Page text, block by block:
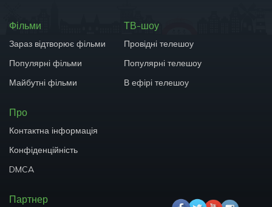
Фільми
Зараз відтворює фільми
Популярні фільми
Майбутні фільми
ТВ-шоу
Провідні телешоу
Популярні телешоу
В ефірі телешоу
Про
Контактна інформація
Конфіденційність
DMCA
Партнер